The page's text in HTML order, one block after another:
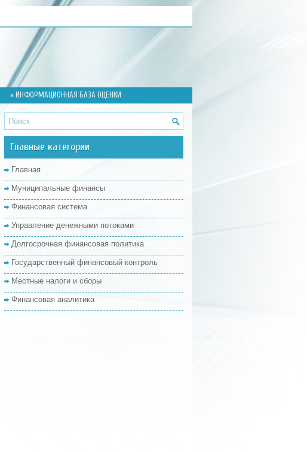
» ИНФОРМАЦИОННАЯ БАЗА ОЦЕНКИ
Главные категории
Главная
Муниципальные финансы
Финансовая система
Управление денежными потоками
Долгосрочная финансовая политика
Государственный финансовый контроль
Местные налоги и сборы
Финансовая аналитика